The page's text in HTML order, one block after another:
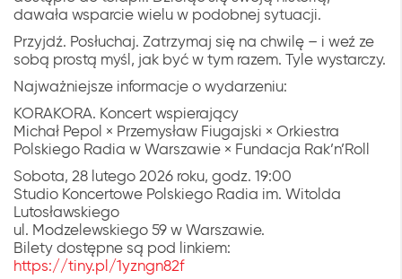
dawała wsparcie wielu w podobnej sytuacji.
Przyjdź. Posłuchaj. Zatrzymaj się na chwilę – i weź ze
sobą prostą myśl, jak być w tym razem. Tyle wystarczy.
Najważniejsze informacje o wydarzeniu:
KORAKORA. Koncert wspierający
Michał Pepol × Przemysław Fiugajski × Orkiestra
Polskiego Radia w Warszawie × Fundacja Rak’n’Roll
Sobota, 28 lutego 2026 roku, godz. 19:00
Studio Koncertowe Polskiego Radia im. Witolda
Lutosławskiego
ul. Modzelewskiego 59 w Warszawie.
Bilety dostępne są pod linkiem:
https://tiny.pl/1yzngn82f